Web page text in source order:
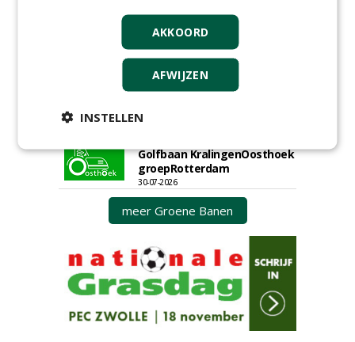
Groeiplaats specialist bij
Boomtotaalzorg32-40 uur
30-07-2026, Schalkwijk
Boominspecteur bij
30-07-2026, Schalkwijk
Golfbaan KralingenOosthoek
groepRotterdam
30-07-2026
meer Groene Banen
AKKOORD
AFWIJZEN
INSTELLEN